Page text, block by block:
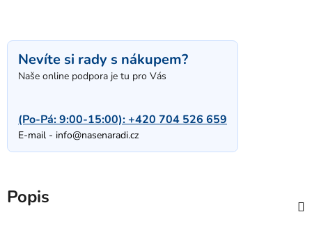
Nevíte si rady s nákupem?
Naše online podpora je tu pro Vás
(Po-Pá: 9:00-15:00):+420 704 526 659
E-mail - info@nasenaradi.cz
Popis